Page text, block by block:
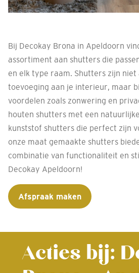
Bij Decokay Brona in Apeldoorn
assortiment aan shutters die
en elk type raam. Shutters zijn
toevoeging aan je interieur, maar
voordelen zoals zonwering en
houten shutters met een
kunststof shutters die perfect zijn
onze maat gemaakte shutters
combinatie van functionaliteit en
Decokay Apeldoorn!
Afspraak maken
Acties bij: